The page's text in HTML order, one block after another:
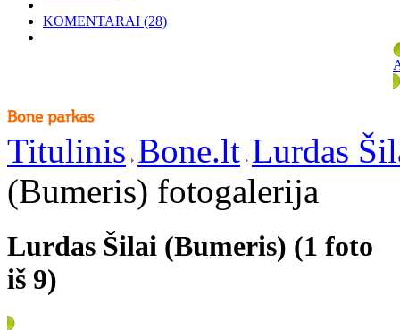
KOMENTARAI (28)
Titulinis Bone.lt Lurdas
(Bumeris) fotogalerija
Lurdas Šilai (Bumeris) (1 foto
iš 9)